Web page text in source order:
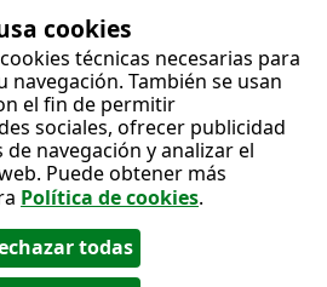
cookies
técnicas necesarias para
También se usan
el fin de permitir
sociales, ofrecer publicidad
navegación y analizar el
Puede obtener más
Política de cookies.